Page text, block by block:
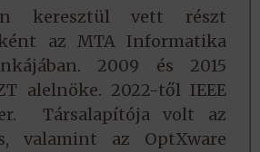
keresztül vett részt
az MTA Informatika
2009 és 2015
alelnöke. 2022-től IEEE
Társalapítója volt az
valamint az OptXware